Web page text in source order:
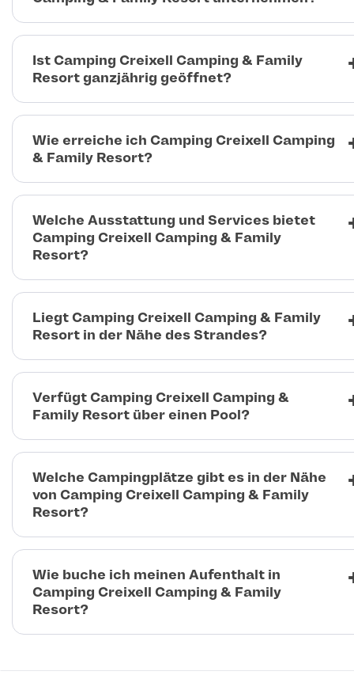
Ist Camping Creixell Camping & Family
Resort ganzjährig geöffnet?
Wie erreiche ich Camping Creixell Camping
& Family Resort?
Welche Ausstattung und Services bietet
Camping Creixell Camping & Family
Resort?
Liegt Camping Creixell Camping & Family
Resort in der Nähe des Strandes?
Verfügt Camping Creixell Camping &
Family Resort über einen Pool?
Welche Campingplätze gibt es in der Nähe
von Camping Creixell Camping & Family
Resort?
Wie buche ich meinen Aufenthalt in
Camping Creixell Camping & Family
Resort?